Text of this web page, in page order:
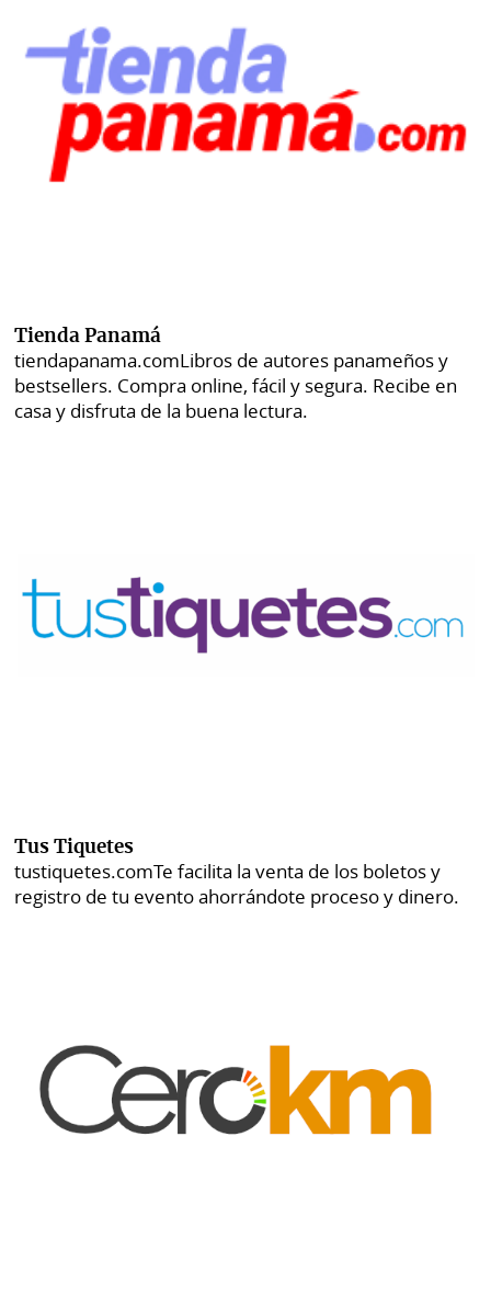
Tienda Panamá
tiendapanama.comLibros de autores panameños y
bestsellers. Compra online, fácil y segura. Recibe en
casa y disfruta de la buena lectura.
Tus Tiquetes
tustiquetes.comTe facilita la venta de los boletos y
registro de tu evento ahorrándote proceso y dinero.